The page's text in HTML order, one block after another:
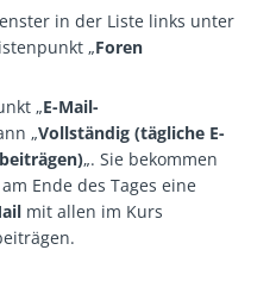
in der Liste links unter
„Foren
„E-Mail-
„Vollständig (tägliche E-
„. Sie bekommen
Ende des Tages eine
mit allen im Kurs